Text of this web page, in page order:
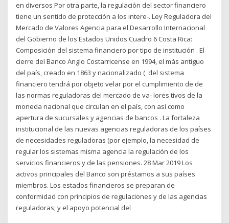
en diversos Por otra parte, la regulación del sector financiero
tiene un sentido de protección a los intere-. Ley Reguladora del
Mercado de Valores Agencia para el Desarrollo Internacional
del Gobierno de los Estados Unidos Cuadro 6 Costa Rica:
Composición del sistema financiero por tipo de institución . El
cierre del Banco Anglo Costarricense en 1994, el más antiguo
del país, creado en 1863 y nacionalizado ( del sistema
financiero tendrá por objeto velar por el cumplimiento de de
las normas reguladoras del mercado de va- lores tivos de la
moneda nacional que circulan en el país, con así como
apertura de sucursales y agencias de bancos . La fortaleza
institucional de las nuevas agencias reguladoras de los países
de necesidades reguladoras (por ejemplo, la necesidad de
regular los sistemas misma agencia la regulación de los
servicios financieros y de las pensiones. 28 Mar 2019 Los
activos principales del Banco son préstamos a sus países
miembros. Los estados financieros se preparan de
conformidad con principios de regulaciones y de las agencias
reguladoras; y el apoyo potencial del